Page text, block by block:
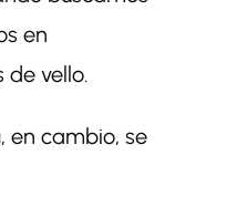
en
vello.
, en cambio, se